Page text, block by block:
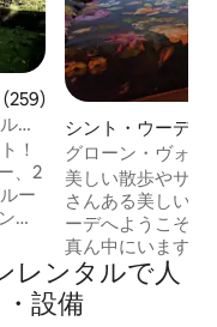
259件、5つ星中4.92つ
ジ
！
、2
ー
チ
ズ
55
ニン
シント・ウーデロ
トスイート
グローン・ヴォウ
の完璧な拠点です
美しい散歩やサイ
さんある美しい村
ーデへようこそ！
真ん中にいます。
な中心部から徒歩
ーフェン（空港）
約15分の場所にあ
レンタルで人
設備